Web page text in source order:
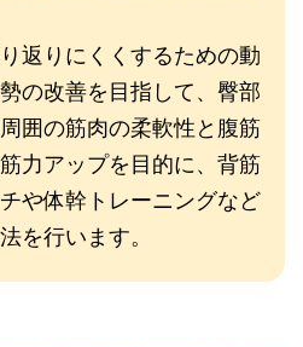
返りにくくするための動
の改善を目指して、臀部
囲の筋肉の柔軟性と腹筋
力アップを目的に、背筋
や体幹トレーニングなど
を行います。